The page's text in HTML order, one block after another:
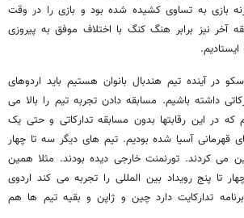
بازی به تساوی کشیده شده بود و بازی را در وقت
آخر نیز برابر هنگ کنگ با اختلاف موفق به پیروزی
در آینده تیم هندبال بانوان هستیم باید اردوهای
داشته باشیم. مسابقه دادن تجربه تیم را بالا می
که در این رقابتها بدون مسابقه تدارکاتی و حتی یک
قهرمانی آسیا شده بودیم. تیم های دیگر سه تا چهار
می کردند. تورنمنت خارجی دیده بودند. مثلا همین
تا پنج رویداد بین المللی را تجربه می کند اردوی
تدارکایت دارد چین و ژاپن و بقیه تیم ها هم